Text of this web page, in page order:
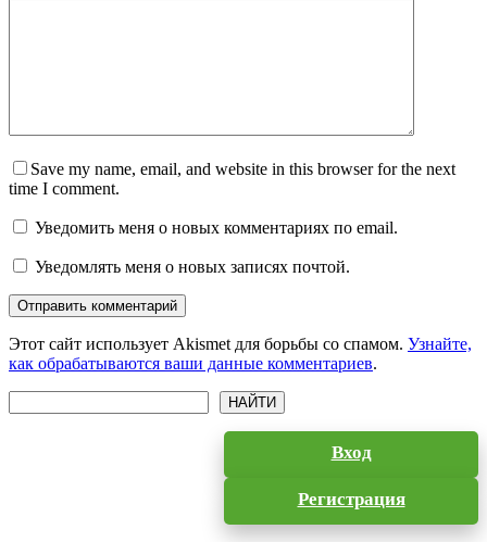
Save my name, email, and website in this browser for the next
time I comment.
Уведомить меня о новых комментариях по email.
Уведомлять меня о новых записях почтой.
Отправить комментарий
Этот сайт использует Akismet для борьбы со спамом. Узнайте,
как обрабатываются ваши данные комментариев.
НАЙТИ
Вход
Регистрация